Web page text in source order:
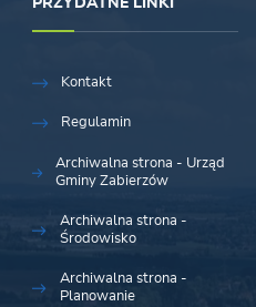
PRZYDATNE LINKI
Kontakt
Regulamin
Archiwalna strona - Urząd
Gminy Zabierzów
Archiwalna strona -
Środowisko
Archiwalna strona -
Planowanie